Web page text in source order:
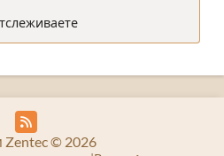
© 2026